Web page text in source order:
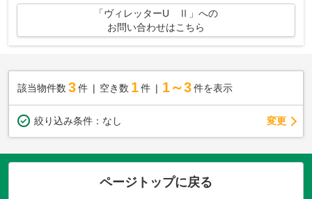
「ヴィレッターU Ⅱ」への
お問い合わせはこちら
該当物件数 3件 空き数 1 件 1～3 件を表示
絞り込み条件： なし 変更
ページトップに戻る